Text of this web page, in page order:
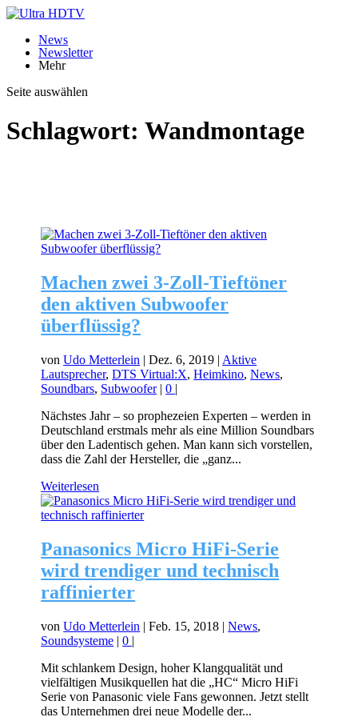
News
Newsletter
Mehr
Seite auswählen
Schlagwort: Wandmontage
Machen zwei 3-Zoll-Tieftöner
den aktiven Subwoofer
überflüssig?
vonUdo Metterlein |Dez. 6, 2019 | Aktive
Lautsprecher,DTS Virtual:X,Heimkino,News,
Soundbars, Subwoofer|0 |
Nächstes Jahr – so prophezeien Experten – werden in
Deutschland erstmals mehr als eine Million Soundbars
über den Ladentisch gehen. Man kann sich vorstellen,
dass die Zahl der Hersteller, die „ganz...
Weiterlesen
Panasonics Micro HiFi-Serie
wird trendiger und technisch
raffinierter
vonUdo Metterlein |Feb. 15, 2018 |News,
Soundsysteme |0 |
Mit schlankem Design, hoher Klangqualität und
vielfältigen Musikquellen hat die „HC“ Micro HiFi
Serie von Panasonic viele Fans gewonnen. Jetzt stellt
das Unternehmen drei neue Modelle der...